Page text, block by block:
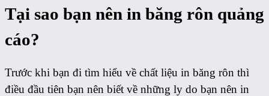
Tại sao bạn nên in băng rôn quảng
cáo?
Trước khi bạn đi tìm hiểu về chất liệu in băng rôn thì
điều đầu tiên bạn nên biết về những ly do bạn nên in